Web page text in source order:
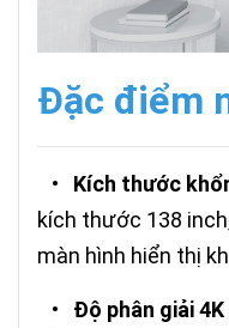
Đặc điểm
• Kích thước
kích thước 138
màn hình hiển thị
• Độ phân giải 4K